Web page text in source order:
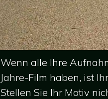
Wenn alle Ihre
Jahre-Film haben, ist
Stellen Sie Ihr Motiv